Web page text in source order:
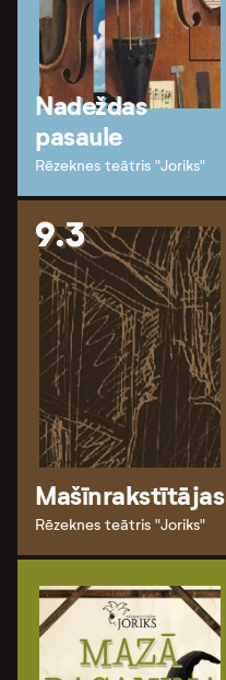
Nadeždas
pasaule
Rēzeknes teātris "Joriks"
9.3
Mašīnrakstītājas
Rēzeknes teātris "Joriks"